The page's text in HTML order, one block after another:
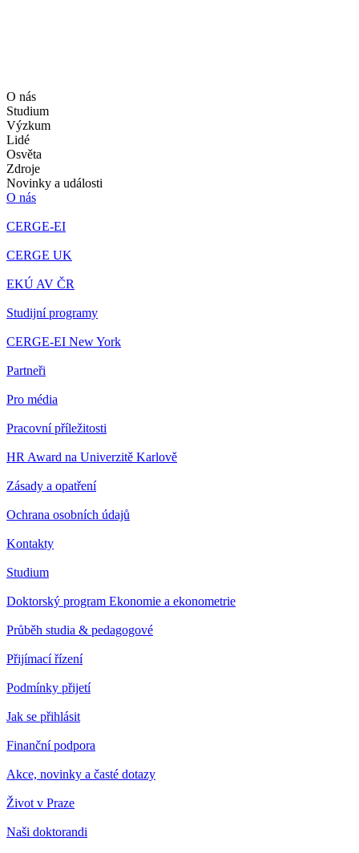
O nás
Studium
Výzkum
Lidé
Osvěta
Zdroje
Novinky a události
O nás
CERGE-EI
CERGE UK
EKÚ AV ČR
Studijní programy
CERGE-EI New York
Partneři
Pro média
Pracovní příležitosti
HR Award na Univerzitě Karlově
Zásady a opatření
Ochrana osobních údajů
Kontakty
Studium
Doktorský program Ekonomie a ekonometrie
Průběh studia & pedagogové
Přijímací řízení
Podmínky přijetí
Jak se přihlásit
Finanční podpora
Akce, novinky a časté dotazy
Život v Praze
Naši doktorandi